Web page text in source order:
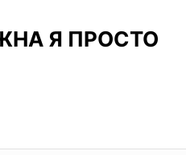
Я ПРОСТО